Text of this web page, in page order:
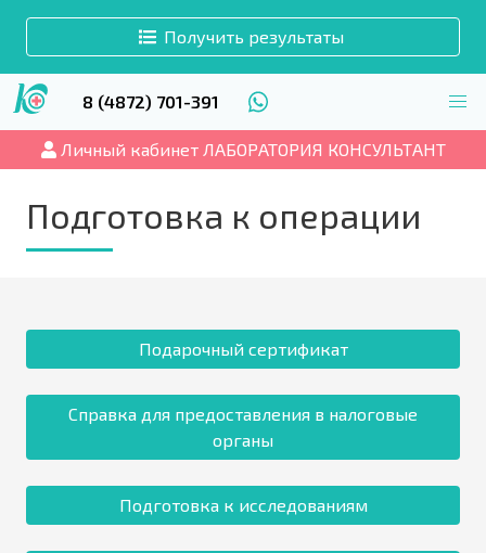
Получить результаты
8 (4872) 701-391
Личный кабинет ЛАБОРАТОРИЯ КОНСУЛЬТАНТ
Подготовка к операции
Подарочный сертификат
Справка для предоставления в налоговые
органы
Подготовка к исследованиям